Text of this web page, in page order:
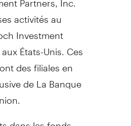
activités au
Investment
États-Unis. Ces
des filiales en
de La Banque
dans les fonds